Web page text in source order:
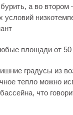
а во
условий
площади от 50
градусы из
тепло можно
что